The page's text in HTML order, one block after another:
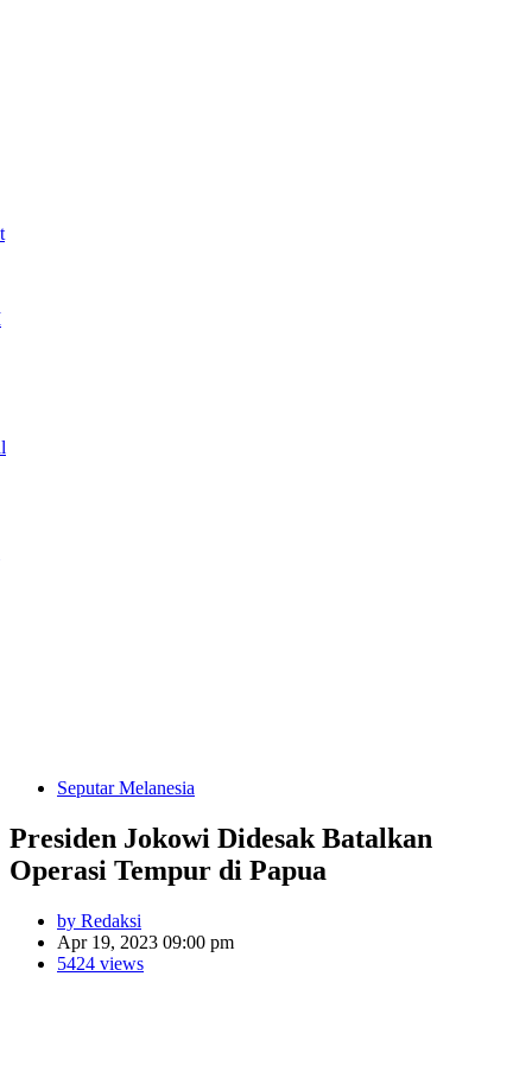
Seputar Melanesia
Presiden Jokowi Didesak Batalkan
Operasi Tempur di Papua
by Redaksi
Apr 19, 2023 09:00 pm
5424 views